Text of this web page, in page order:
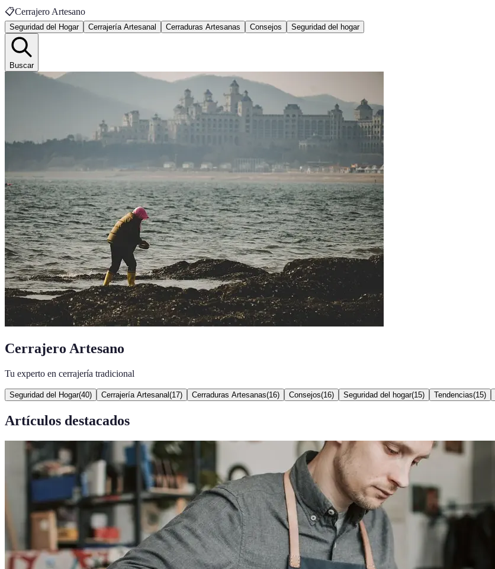
📋Cerrajero Artesano
Seguridad del Hogar Cerrajería Artesanal Cerraduras Artesanas Consejos Seguridad del hogar
Buscar
Cerrajero Artesano
Tu experto en cerrajería tradicional
Seguridad del Hogar(40) Cerrajería Artesanal (17) Cerraduras Artesanas(16) Consejos(16) Seguridad del hogar(15) Tendencias(15)
Artículos destacados